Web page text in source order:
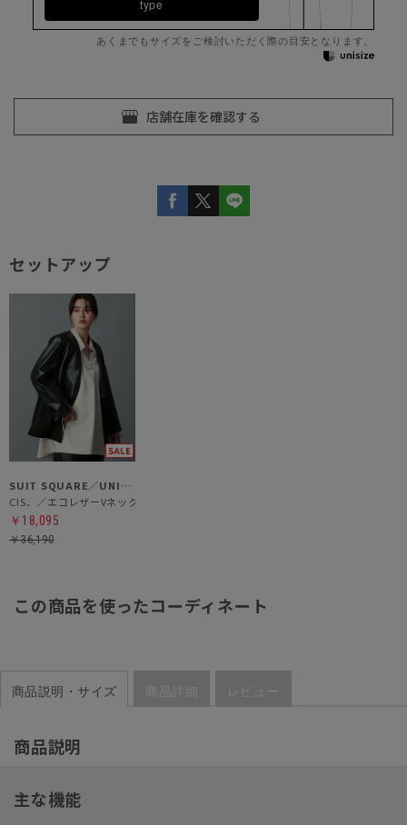
type
あくまでもサイズをご検討いただく際の目安となります。
セットアップ
SUIT SQUARE／UNIVERSAL LANGUAGE／WHITE
CIS．／エコレザーVネックジャケット
￥18,095
￥36,190
この商品を使ったコーディネート
商品説明・サイズ 商品詳細 レビュー
商品説明
主な機能